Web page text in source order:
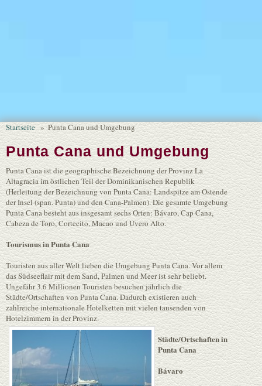
Startseite » Punta Cana und Umgebung
Punta Cana und Umgebung
Punta Cana ist die geographische Bezeichnung der Provinz La
Altagracia im östlichen Teil der Dominikanischen Republik
(Herleitung der Bezeichnung von Punta Cana: Landspitze am Ostende
der Insel (span. Punta) und den Cana-Palmen). Die gesamte Umgebung
Punta Cana besteht aus insgesamt sechs Orten: Bávaro, Cap Cana,
Cabeza de Toro, Cortecito, Macao und Uvero Alto.
Tourismus in Punta Cana
Touristen aus aller Welt lieben die Umgebung Punta Cana. Vor allem
das Südseeflair mit dem Sand, Palmen und Meer ist sehr beliebt.
Ungefähr 3.6 Millionen Touristen besuchen jährlich die
Städte/Ortschaften von Punta Cana. Dadurch existieren auch
zahlreiche internationale Hotelketten mit vielen tausenden von
Hotelzimmern in der Provinz.
Städte/Ortschaften in
Punta Cana
Bávaro